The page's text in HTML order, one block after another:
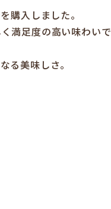
購入しました。
満足度の高い味わいで
る美味しさ。